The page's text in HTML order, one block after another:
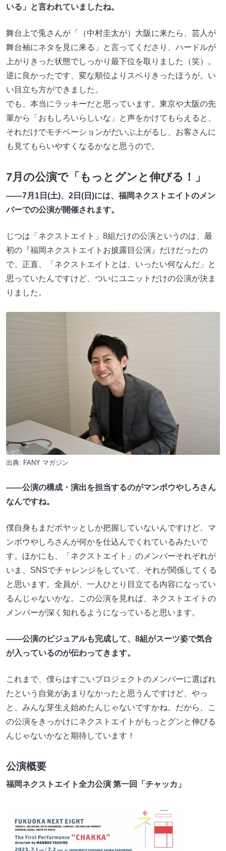
いる」と言われていましたね。
舞台上で兎さんが「（中村圭太が）大阪に来たら、芸人が
舞台袖にネタを見に来る」と言ってくださり、ハードルが
上がりきった状態でしっかり最下位を取りました（笑）。
逆に良かったです、変な順位よりスベりきったほうが。い
い目立ち方ができました。
でも、本当にラッキーだと思っています。東京や大阪の先
輩から「おもしろいらしいな」と声をかけてもらえると、
それだけでモチベーションがだいぶ上がるし、お客さんに
も見てもらいやすくなるかなと思うので。
7月の公演で「もっとグンと伸びる！」
——7月1日(土)、2日(日)には、福岡ネクストエイトのメン
バーでの公演が開催されます。
じつは「ネクストエイト」8組だけの公演というのは、最
初の『福岡ネクストエイトお披露目公演』だけだったの
で、正直、「ネクストエイトとは、いったい何なんだ」と
思っていたんですけど、ついにユニットだけの公演が決ま
りました。
出典: FANY マガジン
——公演の構成・演出を担当するのがマンボウやしろさん
なんですね。
僕自身もまだボヤッとしか把握していないんですけど、マ
ンボウやしろさんが何かを仕込んでくれているみたいで
す。ほかにも、「ネクストエイト」のメンバーそれぞれが
いま、SNSでチャレンジをしていて、それが関係してくる
と思います。全員が、一人ひとり目立てる内容になってい
るんじゃないかな。この公演を見れば、ネクストエイトの
メンバーが深く知れるようになっていると思います。
——公演のビジュアルも完成して、8組がスーツ姿で気合
が入っているのが伝わってきます。
これまで、僕らはすごいプロジェクトのメンバーに選ばれ
たという自覚があまりなかったと思うんですけど、やっ
と、みんな芽生え始めたんじゃないですかね。だから、こ
の公演をきっかけにネクストエイトがもっとグンと伸びる
んじゃないかなと期待しています！
公演概要
福岡ネクストエイト全力公演 第一回「チャッカ」